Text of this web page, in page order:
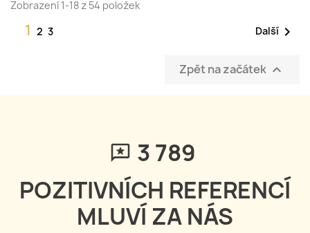
Zobrazení 1-18 z 54 položek
1 2 3 Další 
Zpět na začátek 
3 792
POZITIVNÍCH REFERENCÍ
MLUVÍ ZA NÁS